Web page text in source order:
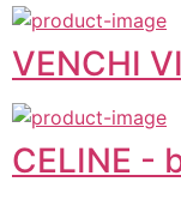
VENCHI
CELINE -